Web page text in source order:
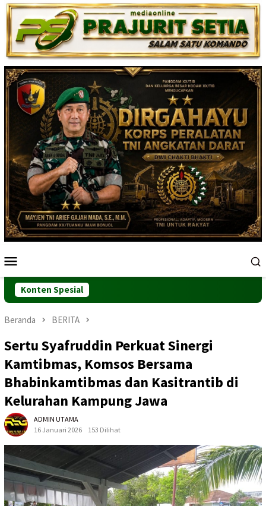
Loncat
ke
konten
Mobile
Konten Spesial
Beranda BERITA
Sertu Syafruddin Perkuat Sinergi
Kamtibmas, Komsos Bersama
Bhabinkamtibmas dan Kasitrantib di
Kelurahan Kampung Jawa
ADMIN UTAMA
16 Januari 2026
153 Dilihat